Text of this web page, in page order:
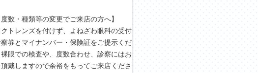
度数・種類等の変更でご来店の方へ】
クトレンズを付けず、よねざわ眼科の受付
券とマイナンバー・保険証をご提示くだ
眼での検査や、度数合わせ、診察にはお
戴しますので余裕をもってご来店くださ